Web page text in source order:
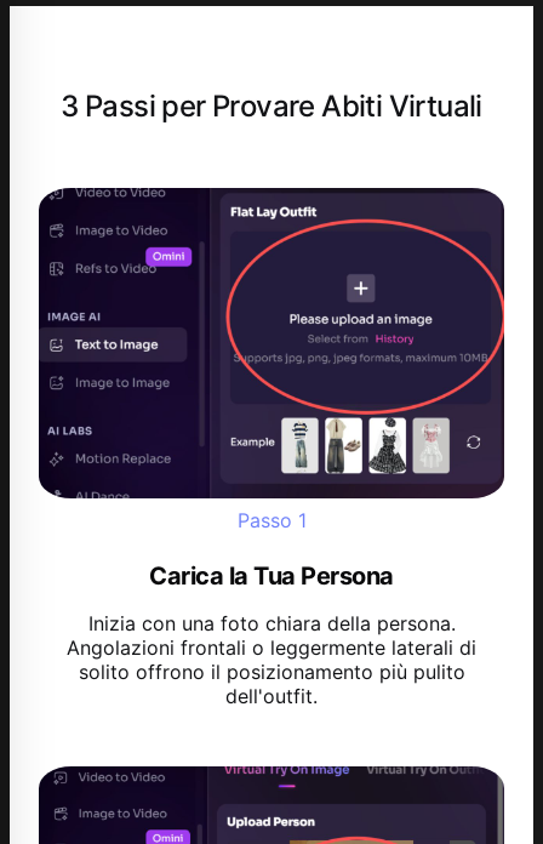
3 Passi per Provare Abiti Virtuali
Passo 1
Carica la Tua Persona
Inizia con una foto chiara della persona.
Angolazioni frontali o leggermente laterali di
solito offrono il posizionamento più pulito
dell'outfit.